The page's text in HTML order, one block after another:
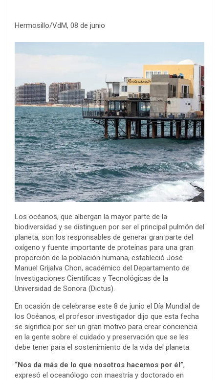
Hermosillo/VdM, 08 de junio
Los océanos, que albergan la mayor parte de la
biodiversidad y se distinguen por ser el principal pulmón del
planeta, son los responsables de generar gran parte del
oxígeno y fuente importante de proteínas para una gran
proporción de la población humana, estableció José
Manuel Grijalva Chon, académico del Departamento de
Investigaciones Científicas y Tecnológicas de la
Universidad de Sonora (Dictus).
En ocasión de celebrarse este 8 de junio el Día Mundial de
los Océanos, el profesor investigador dijo que esta fecha
se significa por ser un gran motivo para crear conciencia
en la gente sobre el cuidado y preservación que se les
debe tener para el sostenimiento de la vida del planeta.
“Nos da más de lo que nosotros hacemos por él”,
expresó el oceanólogo con maestría y doctorado en